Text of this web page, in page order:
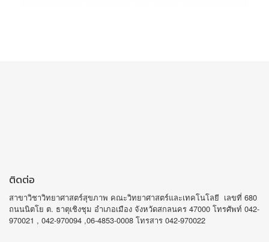
ติดต่อ
สาขาวิชาวิทยาศาสตร์สุขภาพ คณะวิทยาศาสตร์และเทคโนโลยี เลขที่ 680
ถนนนิตโย ต. ธาตุเชิงชุม อำเภอเมือง จังหวัดสกลนคร 47000 โทรศัพท์ 042-
970021 , 042-970094 ,06-4853-0008 โทรสาร 042-970022